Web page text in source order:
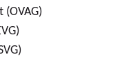
(OVAG)